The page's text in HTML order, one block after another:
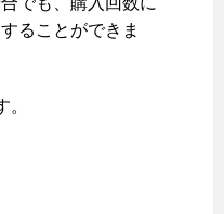
ることができま